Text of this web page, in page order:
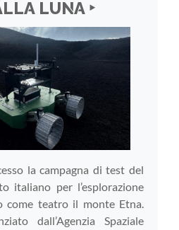
LUNA ‣
la campagna di test del
italiano per l’esplorazione
come teatro il monte Etna.
dall’Agenzia Spaziale